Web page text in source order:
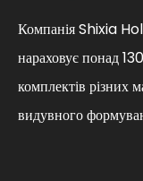
Компанія Shixia
нараховує понад
комплектів різних
видувного